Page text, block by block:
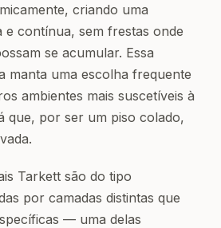
criando uma
contínua, sem frestas onde
se acumular. Essa
manta uma escolha frequente
ambientes mais suscetíveis à
que, por ser um piso colado,
Tarkett são do tipo
por camadas distintas que
— uma delas